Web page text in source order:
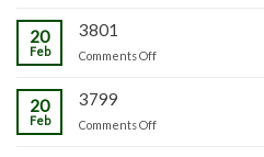
چڑکپورہ
مکئی
20
Feb
3801
Comments Offon
20
Feb
3799
Comments Offon